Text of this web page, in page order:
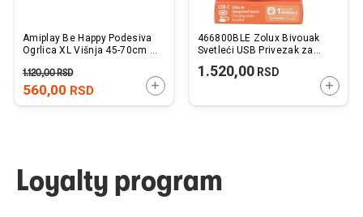
Amiplay Be Happy Podesiva
Ogrlica XL Višnja 45-70cm x
560,00 RSD
1.120,00RSD
DODAJTE U KORPU
466800BLE Zolux Bivouak
Svetleći USB Privezak za
1.520,00RSD
Loyalty program